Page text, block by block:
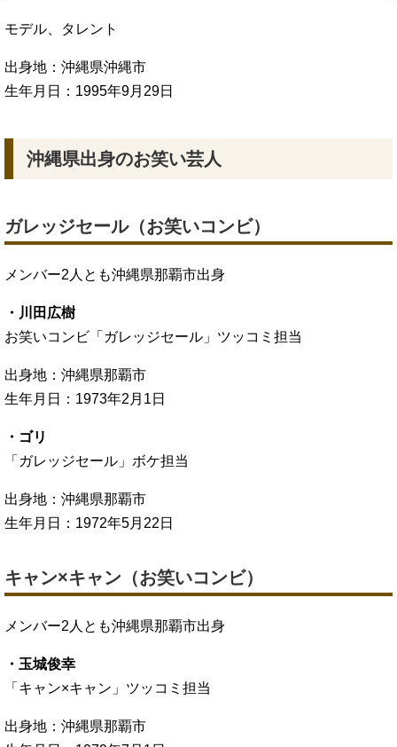
モデル、タレント
出身地：沖縄県沖縄市
生年月日：1995年9月29日
沖縄県出身のお笑い芸人
ガレッジセール（お笑いコンビ）
メンバー2人とも沖縄県那覇市出身
・川田広樹
お笑いコンビ「ガレッジセール」ツッコミ担当
出身地：沖縄県那覇市
生年月日：1973年2月1日
・ゴリ
「ガレッジセール」ボケ担当
出身地：沖縄県那覇市
生年月日：1972年5月22日
キャン×キャン（お笑いコンビ）
メンバー2人とも沖縄県那覇市出身
・玉城俊幸
「キャン×キャン」ツッコミ担当
出身地：沖縄県那覇市